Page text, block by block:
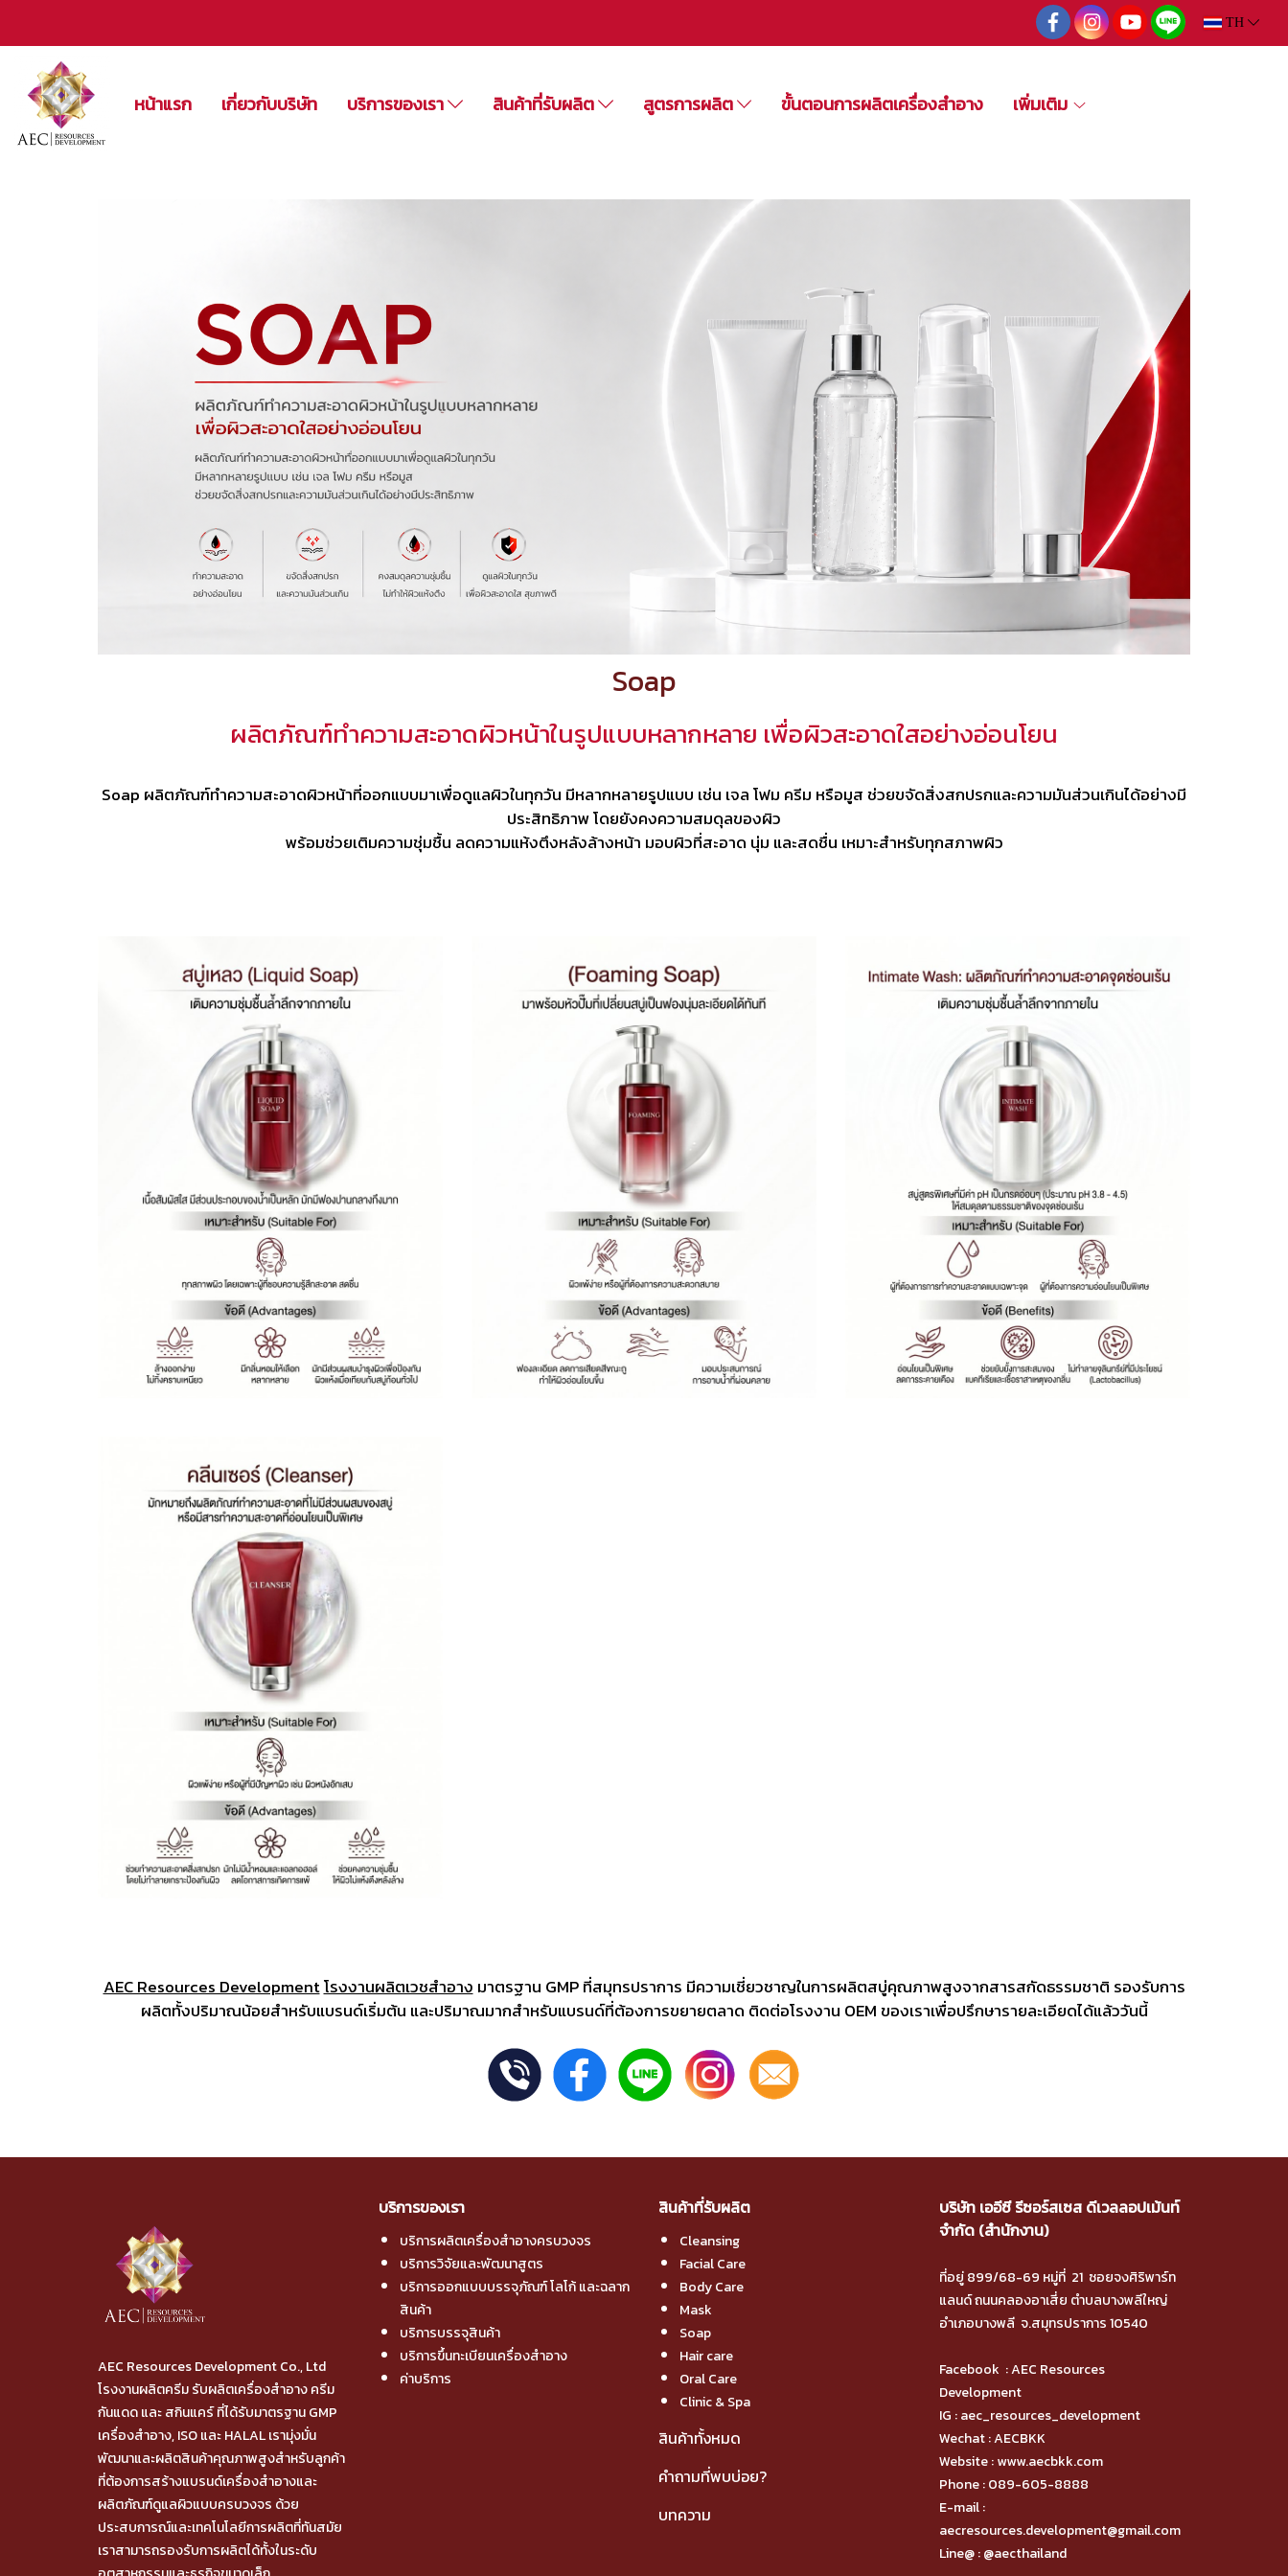
TH
หน้าแรก เกี่ยวกับบริษัท บริการของเรา สินค้าที่รับผลิต สูตรการผลิต ขั้นตอนการผลิตเครื่องสำอาง เพิ่มเติม
Soap
ผลิตภัณฑ์ทำความสะอาดผิวหน้าในรูปแบบหลากหลาย เพื่อผิวสะอาดใสอย่างอ่อนโยน
Soap ผลิตภัณฑ์ทำความสะอาดผิวหน้าที่ออกแบบมาเพื่อดูแลผิวในทุกวัน มีหลากหลายรูปแบบ เช่น เจล โฟม ครีม หรือมูส ช่วยขจัดสิ่งสกปรกและความมันส่วนเกินได้อย่างมี
ประสิทธิภาพ โดยยังคงความสมดุลของผิว
พร้อมช่วยเติมความชุ่มชื้น ลดความแห้งตึงหลังล้างหน้า มอบผิวที่สะอาด นุ่ม และสดชื่น เหมาะสำหรับทุกสภาพผิว
AEC Resources Developmentโรงงานผลิตเวชสำอาง มาตรฐาน GMP ที่สมุทรปราการ มีความเชี่ยวชาญในการผลิตสบู่คุณภาพสูงจากสารสกัดธรรมชาติ รองรับการ
ผลิตทั้งปริมาณน้อยสำหรับแบรนด์เริ่มต้น และปริมาณมากสำหรับแบรนด์ที่ต้องการขยายตลาด ติดต่อโรงงาน OEM ของเราเพื่อปรึกษารายละเอียดได้แล้ววันนี้
AEC Resources Development Co., Ltd
โรงงานผลิตครีม รับผลิตเครื่องสำอาง ครีม
กันแดด และ สกินแคร์ ที่ได้รับมาตรฐาน GMP
เครื่องสำอาง, ISO และ HALAL เรามุ่งมั่น
พัฒนาและผลิตสินค้าคุณภาพสูงสำหรับลูกค้า
ที่ต้องการสร้างแบรนด์เครื่องสำอางและ
ผลิตภัณฑ์ดูแลผิวแบบครบวงจร ด้วย
ประสบการณ์และเทคโนโลยีการผลิตที่ทันสมัย
เราสามารถรองรับการผลิตได้ทั้งในระดับ
บริการของเรา
บริการผลิตเครื่องสำอางครบวงจร
บริการวิจัยและพัฒนาสูตร
บริการออกแบบบรรจุภัณฑ์ โลโก้ และฉลาก
สินค้า
บริการบรรจุสินค้า
บริการขึ้นทะเบียนเครื่องสำอาง
ค่าบริการ
สินค้าที่รับผลิต
Cleansing
Facial Care
Body Care
Mask
Soap
Hair care
Oral Care
Clinic & Spa
สินค้าทั้งหมด
คำถามที่พบบ่อย?
บทความ
บริษัท เออีซี รีซอร์สเซส ดีเวลลอปเม้นท์
จำกัด (สำนักงาน)
ที่อยู่ 899/68-69 หมู่ที่ 21 ซอยจงศิริพาร์ท
แลนด์ ถนนคลองอาเสี่ย ตำบลบางพลีใหญ่
อำเภอบางพลี จ.สมุทรปราการ 10540
Facebook :AEC Resources
Development
IG :aec_resources_development
Wechat : AECBKK
Website :www.aecbkk.com
Phone :089-605-8888
E-mail :
aecresources.development@gmail.com
Line@ :@aecthailand